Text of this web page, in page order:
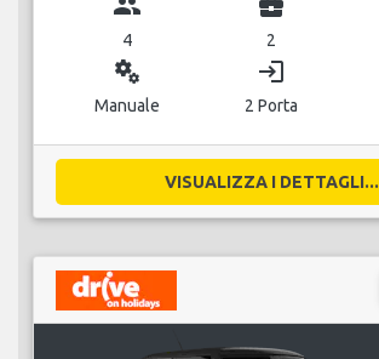
4 2
miscellaneous_services
Manuale
login
2 Porta
VISUALIZZA I DETTAGLI...